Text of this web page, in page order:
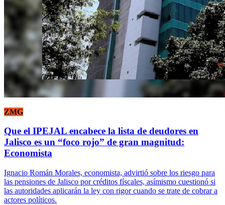
ZMG
Que el IPEJAL encabece la lista de deudores en
Jalisco es un “foco rojo” de gran magnitud:
Economista
Ignacio Román Morales, economista, advirtió sobre los riesgo para
las pensiones de Jalisco por créditos físcales, asímismo cuestionó si
las autoridades aplicarán la ley con rigor cuando se trate de cobrar a
actores políticos.